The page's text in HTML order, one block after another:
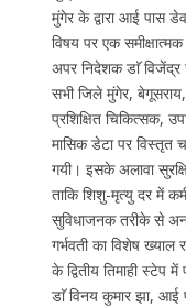
मुंगेर के द्वारा आई पास
विषय पर एक
अपर निदेशक डाॅ विजेंद्र
सभी जिले मुंगेर,
प्रशिक्षित चिकित्सक,
मासिक डेटा पर विस्तृत
गयी। इसके अलावा
ताकि शिशु-मृत्यु दर में
सुविधाजनक तरीके से
गर्भवती का विशेष ख्याल
के द्वितीय तिमाही
डाॅ विनय कुमार झा,